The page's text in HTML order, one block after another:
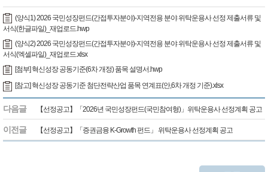
(양식1) 2026 국민성장펀드(간접투자분야)-지역전용 분야 위탁운용사 선정 제출서류 및
서식(한글파일)_재업로드.hwp
(양식2) 2026 국민성장펀드(간접투자분야)-지역전용 분야 위탁운용사 선정 제출서류 및
서식(엑셀파일)_재업로드.xlsx
[첨부] 혁신성장 공동기준(6차 개정) 품목 설명서.hwp
[참고] 혁신성장 공동기준 첨단전략산업 품목 연계표(안,6차 개정 기준).xlsx
다음글 【선정공고】「2026년 국민성장펀드(국민참여형)」위탁운용사 선정계획 공고
이전글 【선정공고】「증권금융 K-Growth 펀드」 위탁운용사 선정계획 공고